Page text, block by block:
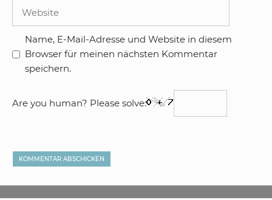
Name, E-Mail-Adresse und Website in diesem
Browser für meinen nächsten Kommentar
speichern.
Are you human? Please solve: